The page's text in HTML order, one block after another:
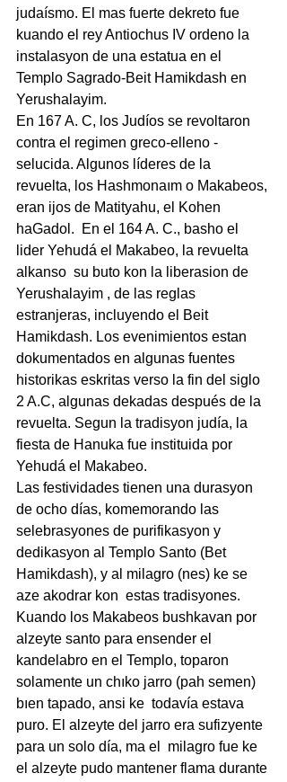
judaísmo. El mas fuerte dekreto fue
kuando el rey Antiochus IV ordeno la
instalasyon de una estatua en el
Templo Sagrado-Beit Hamikdash en
Yerushalayim.
En 167 A. C, los Judíos se revoltaron
contra el regimen greco-elleno -
selucida. Algunos líderes de la
revuelta, los Hashmonaım o Makabeos,
eran ijos de Matityahu, el Kohen
haGadol.  En el 164 A. C., basho el
lider Yehudá el Makabeo, la revuelta
alkanso  su buto kon la liberasion de
Yerushalayim , de las reglas
estranjeras, incluyendo el Beit
Hamikdash. Los evenimientos estan
dokumentados en algunas fuentes
historikas eskritas verso la fin del siglo
2 A.C, algunas dekadas después de la
revuelta. Segun la tradisyon judía, la
fiesta de Hanuka fue instituida por
Yehudá el Makabeo.
Las festividades tienen una durasyon
de ocho días, komemorando las
selebrasyones de purifikasyon y
dedikasyon al Templo Santo (Bet
Hamikdash), y al milagro (nes) ke se
aze akodrar kon  estas tradisyones.
Kuando los Makabeos bushkavan por
alzeyte santo para ensender el
kandelabro en el Templo, toparon
solamente un chıko jarro (pah semen)
bıen tapado, ansi ke  todavía estava
puro. El alzeyte del jarro era sufizyente
para un solo día, ma el  milagro fue ke
el alzeyte pudo mantener flama durante